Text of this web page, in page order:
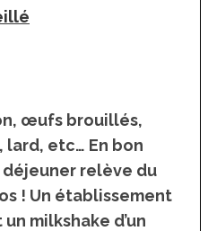
œufs brouillés,
lard, etc… En bon
déjeuner relève du
! Un établissement
milkshake d’un